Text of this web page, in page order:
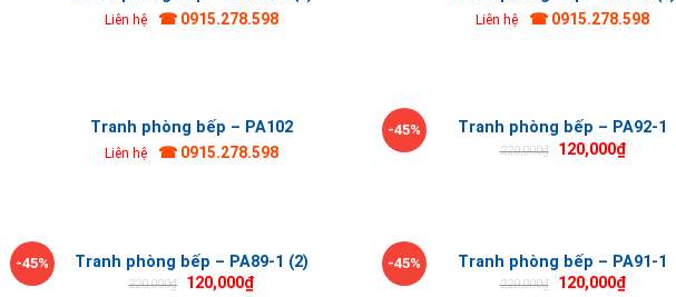
Liên hệ ☎ 0915.278.598 Liên hệ ☎ 0915.278.598
Tranh phòng bếp – PA102
Liên hệ ☎ 0915.278.598
-45% Tranh phòng bếp – PA92-1
220,000₫ 120,000₫
-45% Tranh phòng bếp – PA89-1 (2)
220,000₫ 120,000₫
-45% Tranh phòng bếp – PA91-1
220,000₫ 120,000₫